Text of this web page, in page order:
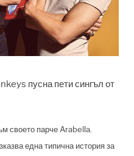
пусна пети сингъл от
своето парче Arabella.
една типична история за